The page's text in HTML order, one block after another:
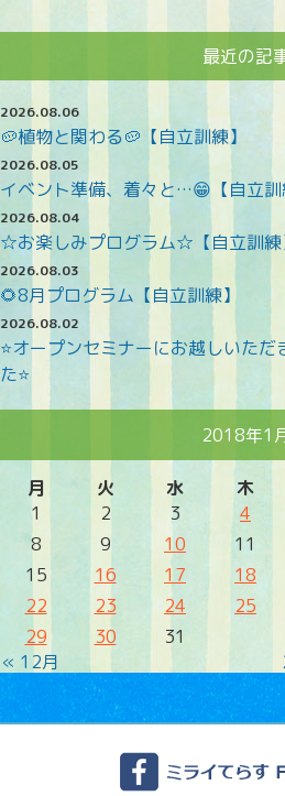
最近の記
2026.08.06
🥔植物と関わる🥔【自立訓練】
2026.08.05
イベント準備、着々と…😁【自立訓
2026.08.04
☆お楽しみプログラム☆【自立訓練
2026.08.03
🌻8月プログラム【自立訓練】
2026.08.02
⭐オープンセミナーにお越しいた
た⭐
2018年1
月 火 水 木
« 12月
1 2 3 4
8
9 10 11
15
16 17 18
22
23 24 25
29
30 31